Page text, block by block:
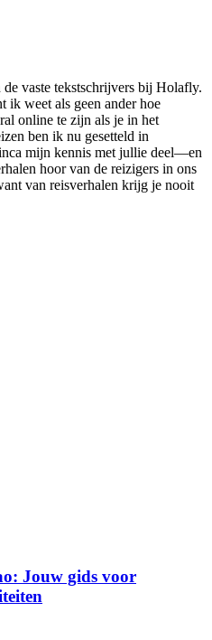
vaste tekstschrijvers bij Holafly.
ik weet als geen ander hoe
online te zijn als je in het
ben ik nu gesetteld in
mijn kennis met jullie deel—en
hoor van de reizigers in ons
van reisverhalen krijg je nooit
Jouw gids voor